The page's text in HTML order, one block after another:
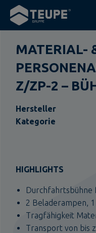
MATERIAL-
Z/ZP-2 –
Hersteller
Kategorie
HIGHLIGHTS
Durchfahrtsbühne
2 Beladerampen,
Tragfähigkeit
Transport von bis